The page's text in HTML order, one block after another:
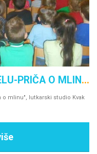
PREDSTAVA “TIKVIĆI NA SELU-PRIČA O MLINU”
o mlinu", lutkarski studio Kvak